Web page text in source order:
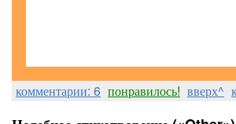
комментарии: 6 понравилось! вверх^